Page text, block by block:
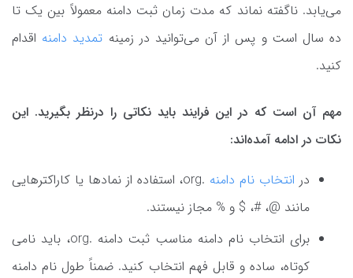
می‌یابد. ناگفته نماند که مدت زمان ثبت دامنه معمولاً بین یک تا
ده سال است و پس از آن می‌توانید در زمینه تمدید دامنه اقدام
کنید.
مهم آن است که در این فرایند باید نکاتی را درنظر بگیرید. این
نکات در ادامه آمده‌اند:
در انتخاب نام دامنه
.org، استفاده از نمادها یا کاراکترهایی
مانند @، #، $ و % مجاز نیستند.
برای انتخاب نام دامنه مناسب ثبت دامنه .org، باید نامی
کوتاه، ساده و قابل فهم انتخاب کنید. ضمناً طول نام دامنه